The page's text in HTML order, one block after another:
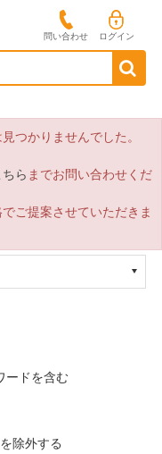
問い合わせ ログイン
つかりませんでした。
ちら までお問い合わせくだ
ご提案させていただきま
ードを含む
を除外する